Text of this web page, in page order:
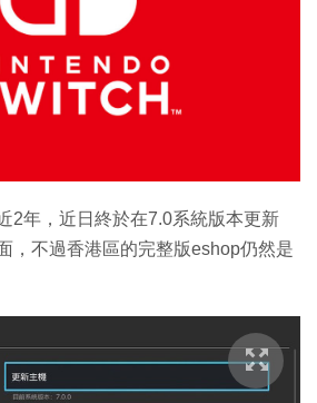
2年，近日終於在7.0系統版本更新
，不過香港區的完整版eshop仍然是